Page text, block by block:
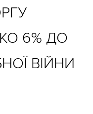
6% ДО
ВІЙНИ